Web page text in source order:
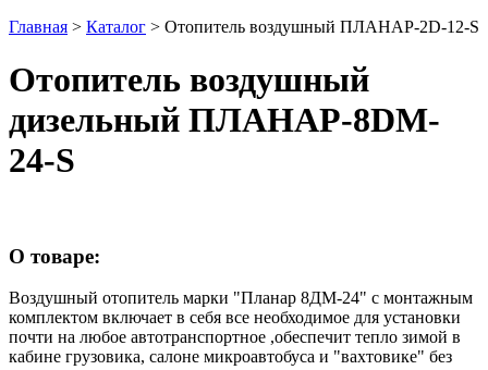
Главная > Каталог > Отопитель воздушный ПЛАНАР-2D-12-S
Отопитель воздушный
дизельный ПЛАНАР-8DM-
24-S
О товаре:
Воздушный отопитель марки "Планар 8ДМ-24" с монтажным
комплектом включает в себя все необходимое для установки
почти на любое автотранспортное ,обеспечит тепло зимой в
кабине грузовика, салоне микроавтобуса и "вахтовике" без